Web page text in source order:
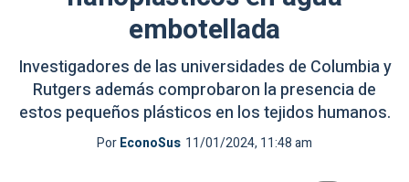
embotellada
Investigadores de las universidades de Columbia y
Rutgers además comprobaron la presencia de
estos pequeños plásticos en los tejidos humanos.
PorEconoSus 11/01/2024, 11:48 am